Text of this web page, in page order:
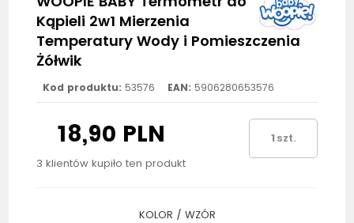
Kąpieli 2w1 Mierzenia
Temperatury Wody i Pomieszczenia
Żółwik
Kod produktu: 53576 EAN: 5906280653576
18,90 PLN
3 klientów kupiło ten produkt
szt.
KOLOR / WZÓR